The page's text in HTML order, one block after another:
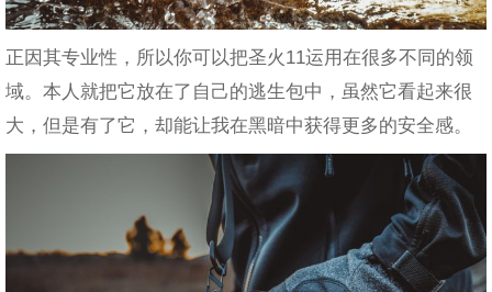
正因其专业性，所以你可以把圣火11运用在很多不同的领
域。本人就把它放在了自己的逃生包中，虽然它看起来很
大，但是有了它，却能让我在黑暗中获得更多的安全感。